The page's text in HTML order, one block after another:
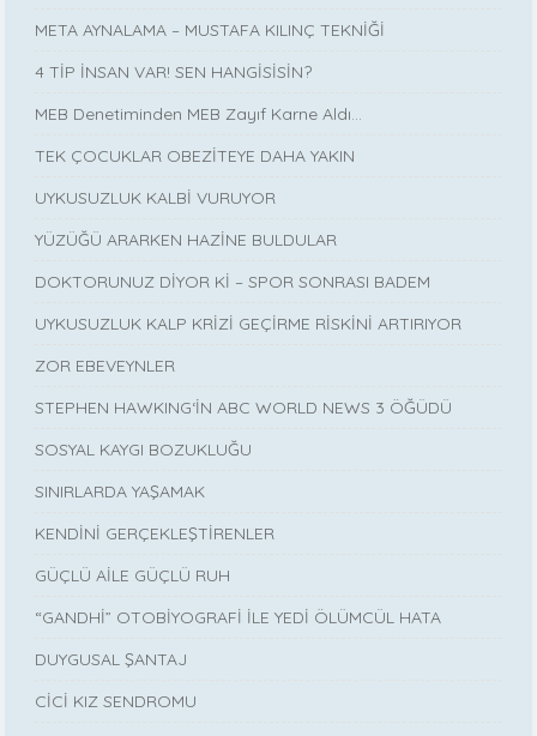
META AYNALAMA – MUSTAFA KILINÇ TEKNİĞİ
4 TİP İNSAN VAR! SEN HANGİSİSİN?
MEB Denetiminden MEB Zayıf Karne Aldı…
TEK ÇOCUKLAR OBEZİTEYE DAHA YAKIN
UYKUSUZLUK KALBİ VURUYOR
YÜZÜĞÜ ARARKEN HAZİNE BULDULAR
DOKTORUNUZ DİYOR Kİ – SPOR SONRASI BADEM
UYKUSUZLUK KALP KRİZİ GEÇİRME RİSKİNİ ARTIRIYOR
ZOR EBEVEYNLER
STEPHEN HAWKING‘İN ABC WORLD NEWS 3 ÖĞÜDÜ
SOSYAL KAYGI BOZUKLUĞU
SINIRLARDA YAŞAMAK
KENDİNİ GERÇEKLEŞTİRENLER
GÜÇLÜ AİLE GÜÇLÜ RUH
“GANDHİ” OTOBİYOGRAFİ İLE YEDİ ÖLÜMCÜL HATA
DUYGUSAL ŞANTAJ
CİCİ KIZ SENDROMU